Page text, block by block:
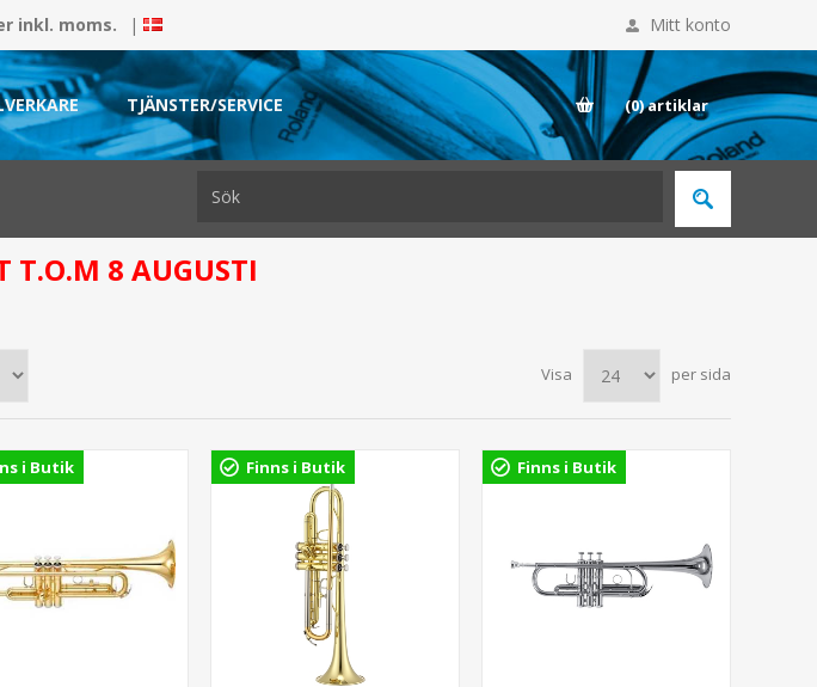
inkl. moms. | Mitt konto
TJÄNSTER/SERVICE (0)artiklar
T.O.M 8 AUGUSTI
Visa per sida
i Butik Finns i Butik Finns i Butik